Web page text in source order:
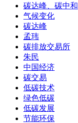
碳达峰、碳中和
气候变化
碳达峰
孟玮
碳排放交易所
朱民
中国经济
碳交易
低碳技术
绿色低碳
低碳发展
节能环保